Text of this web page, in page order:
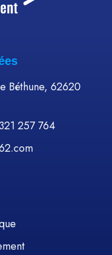
Béthune, 62620
257 764